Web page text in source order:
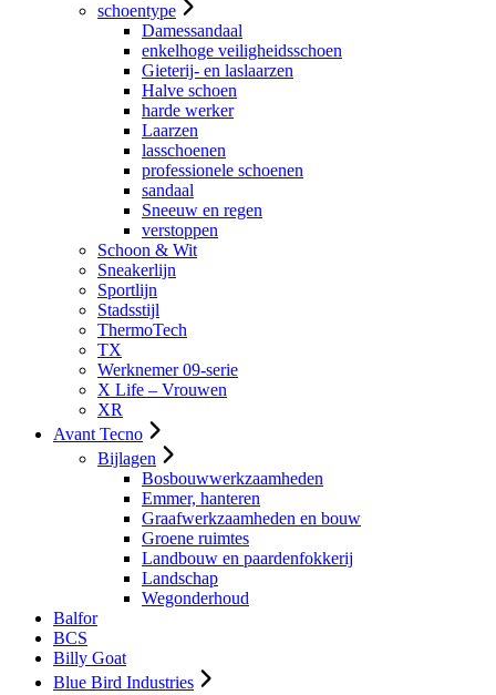
schoentype
Damessandaal
enkelhoge veiligheidsschoen
Gieterij- en laslaarzen
Halve schoen
harde werker
Laarzen
lasschoenen
professionele schoenen
sandaal
Sneeuw en regen
verstoppen
Schoon & Wit
Sneakerlijn
Sportlijn
Stadsstijl
ThermoTech
TX
Werknemer 09-serie
X Life – Vrouwen
XR
Avant Tecno
Bijlagen
Bosbouwwerkzaamheden
Emmer, hanteren
Graafwerkzaamheden en bouw
Groene ruimtes
Landbouw en paardenfokkerij
Landschap
Wegonderhoud
Balfor
BCS
Billy Goat
Blue Bird Industries